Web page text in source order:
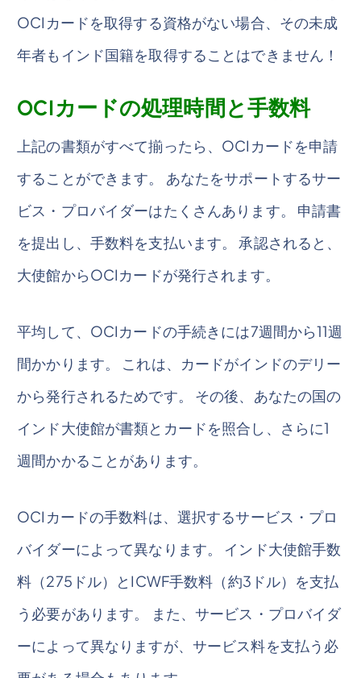
OCIカードを取得する資格がない場合、その未成
年者もインド国籍を取得することはできません！
OCIカードの処理時間と手数料
上記の書類がすべて揃ったら、OCIカードを申請
することができます。 あなたをサポートするサー
ビス・プロバイダーはたくさんあります。 申請書
を提出し、手数料を支払います。 承認されると、
大使館からOCIカードが発行されます。
平均して、OCIカードの手続きには7週間から11週
間かかります。 これは、カードがインドのデリー
から発行されるためです。 その後、あなたの国の
インド大使館が書類とカードを照合し、さらに1
週間かかることがあります。
OCIカードの手数料は、選択するサービス・プロ
バイダーによって異なります。 インド大使館手数
料（275ドル）とICWF手数料（約3ドル）を支払
う必要があります。 また、サービス・プロバイダ
ーによって異なりますが、サービス料を支払う必